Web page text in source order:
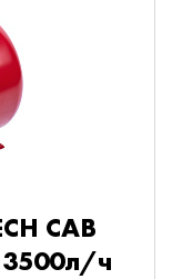
САВ
3500л/ч